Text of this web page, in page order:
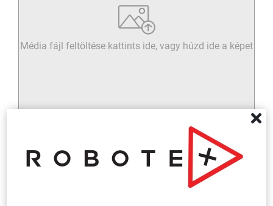
Média fájl feltöltése kattints ide, vagy húzd ide a képet
adatkezelési nyilatkozatot
általános szerződési
feltételeket
és az abban foglaltakat